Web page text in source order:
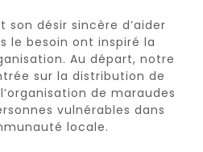
son désir sincère d’aider
le besoin ont inspiré la
Au départ, notre
sur la distribution de
de maraudes
vulnérables dans
locale.